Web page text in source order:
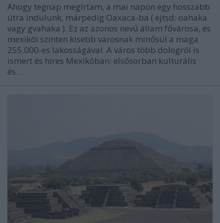
Ahogy tegnap megírtam, a mai napon egy hosszabb
útra indulunk, márpedig Oaxaca-ba ( ejtsd: oahaka
vagy gvahaka ). Ez az azonos nevű állam fővárosa, és
mexikói szinten kisebb városnak minősül a maga
255.000-es lakosságával. A város több dologról is
ismert és híres Mexikóban: elsősorban kulturális
és…